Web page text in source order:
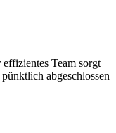
Team sorgt
abgeschlossen